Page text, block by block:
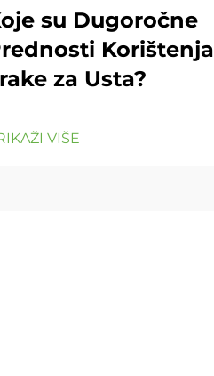
su Dugoročne
Korištenja
za Usta?
VIŠE